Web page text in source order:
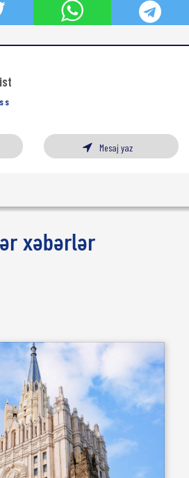
Mesaj yaz
xəbərlər